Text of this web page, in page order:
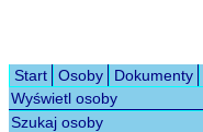
Start Osoby Dokumenty
Wyświetl osoby
Szukaj osoby